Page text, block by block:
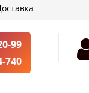
99
740